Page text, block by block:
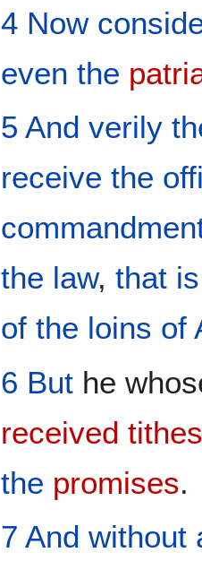
4 Now
even the
5 And verily
receive the
the law,that is
of the loins of
6 But he
received
the promises.
7 And without